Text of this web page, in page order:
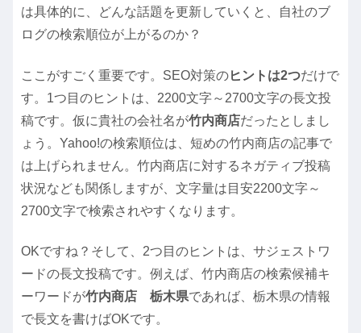
は具体的に、どんな話題を更新していくと、自社のブ
ログの検索順位が上がるのか？
ここがすごく重要です。SEO対策のヒントは2つだけで
す。1つ目のヒントは、2200文字～2700文字の長文投
稿です。仮に貴社の会社名が竹内商店だったとしまし
ょう。Yahoo!の検索順位は、短めの竹内商店の記事で
は上げられません。竹内商店に対するネガティブ投稿
状況なども関係しますが、文字量は目安2200文字～
2700文字で検索されやすくなります。
OKですね？そして、2つ目のヒントは、サジェストワ
ードの長文投稿です。例えば、竹内商店の検索候補キ
ーワードが竹内商店 栃木県であれば、栃木県の情報
で長文を書けばOKです。